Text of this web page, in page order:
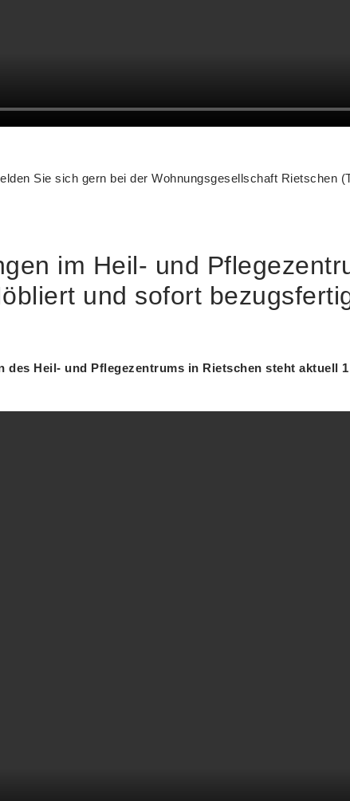
Sie sich gern bei der Wohnungsgesellschaft Rietschen
im Heil- und
und sofort
des Heil- und Pflegezentrums in Rietschen steht aktuell